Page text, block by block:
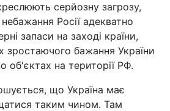
серйозну загрозу,
Росії адекватно
запаси на заході країни,
зростаючого бажання України
об'єктах на території РФ.
що Україна має
таким чином. Там